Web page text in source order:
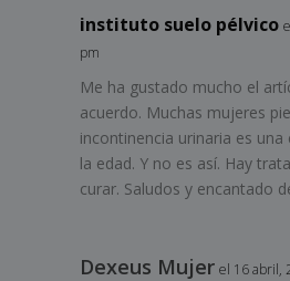
instituto suelo pélvico
pm
Me ha gustado mucho el
acuerdo. Muchas mujeres
incontinencia urinaria es
la edad. Y no es así. Hay
curar. Saludos y encantado
Dexeus Mujer el 16 abril,